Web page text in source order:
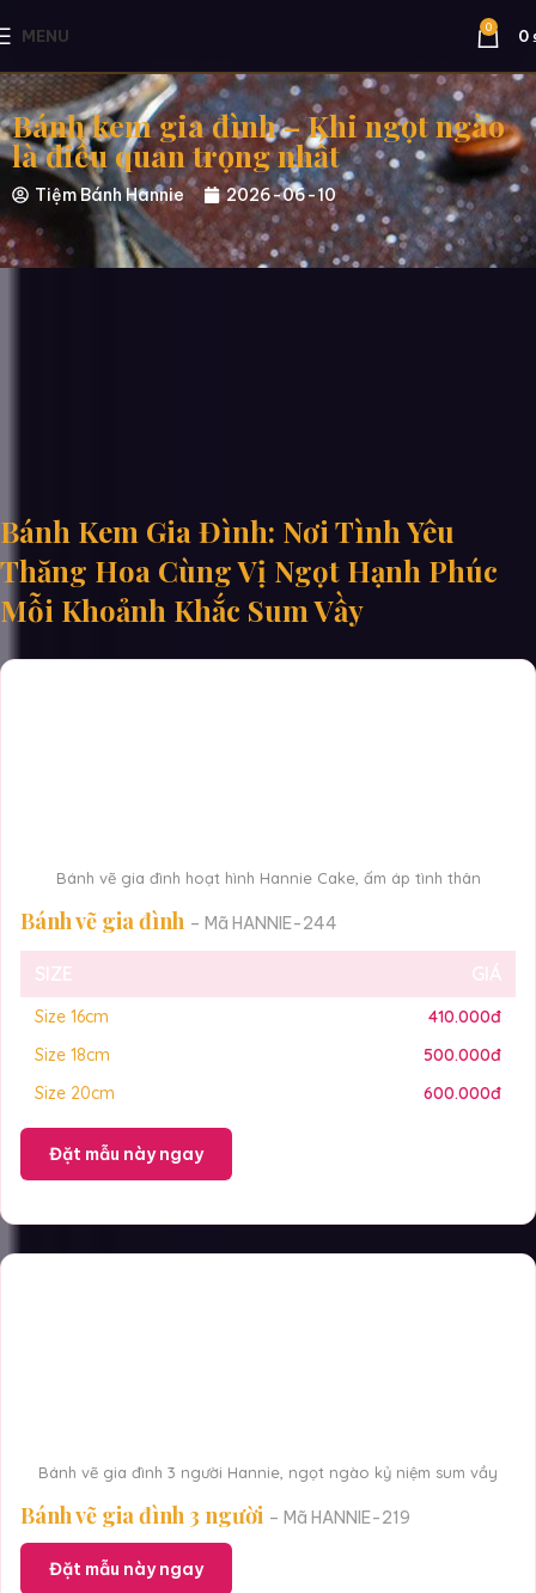
MENU 0 0
Bánh kem gia đình – Khi ngọt ngào
là điều quan trọng nhất
Tiệm Bánh Hannie 2026-06-10
Bánh Kem Gia Đình: Nơi Tình Yêu
Thăng Hoa Cùng Vị Ngọt Hạnh Phúc
Mỗi Khoảnh Khắc Sum Vầy
Bánh vẽ gia đình hoạt hình Hannie Cake, ấm áp tình thân
Bánh vẽ gia đình – Mã HANNIE-244
SIZE GIÁ
Size 16cm
410.000đ
Size 18cm
500.000đ
Size 20cm
600.000đ
Đặt mẫu này ngay
Bánh vẽ gia đình 3 người Hannie, ngọt ngào kỷ niệm sum vầy
Bánh vẽ gia đình 3 người – Mã HANNIE-219
Đặt mẫu này ngay